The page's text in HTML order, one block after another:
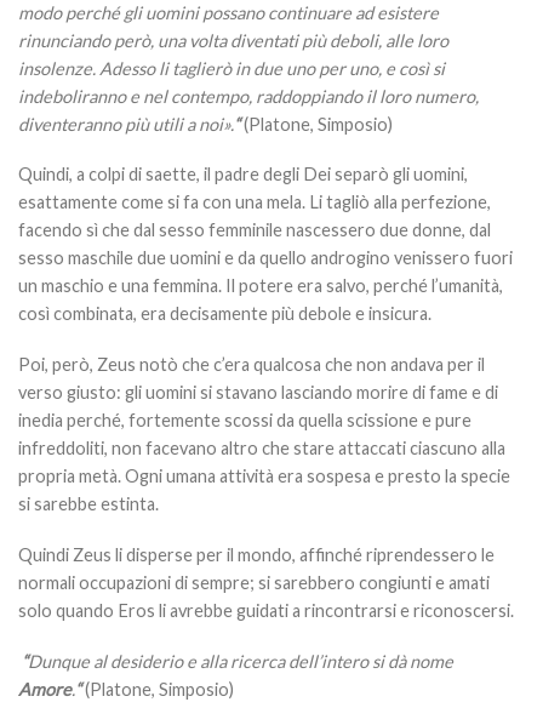
modo perché gli uomini possano continuare ad esistere
rinunciando però, una volta diventati più deboli, alle loro
insolenze. Adesso li taglierò in due uno per uno, e così si
indeboliranno e nel contempo, raddoppiando il loro numero,
diventeranno più utili a noi».“(Platone, Simposio)
Quindi, a colpi di saette, il padre degli Dei separò gli uomini,
esattamente come si fa con una mela. Li tagliò alla perfezione,
facendo sì che dal sesso femminile nascessero due donne, dal
sesso maschile due uomini e da quello androgino venissero fuori
un maschio e una femmina. Il potere era salvo, perché l’umanità,
così combinata, era decisamente più debole e insicura.
Poi, però, Zeus notò che c’era qualcosa che non andava per il
verso giusto: gli uomini si stavano lasciando morire di fame e di
inedia perché, fortemente scossi da quella scissione e pure
infreddoliti, non facevano altro che stare attaccati ciascuno alla
propria metà. Ogni umana attività era sospesa e presto la specie
si sarebbe estinta.
Quindi Zeus li disperse per il mondo, affinché riprendessero le
normali occupazioni di sempre; si sarebbero congiunti e amati
solo quando Eros li avrebbe guidati a rincontrarsi e riconoscersi.
“Dunque al desiderio e alla ricerca dell’intero si dà nome
Amore.“(Platone, Simposio)